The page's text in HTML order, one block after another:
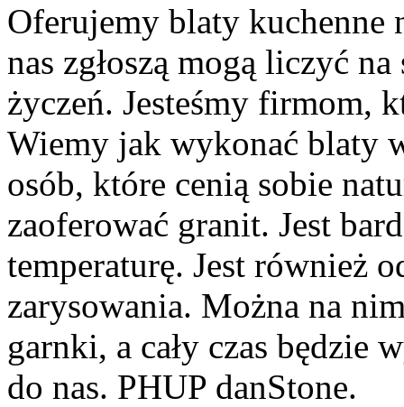
Oferujemy blaty
nas zgłoszą mogą liczyć
życzeń. Jesteśmy firmom,
Wiemy jak wykonać blaty
osób, które cenią sobie
zaoferować granit. Jest
temperaturę. Jest również
zarysowania. Można na
garnki, a cały czas będzie
do nas. PHUP danStone.